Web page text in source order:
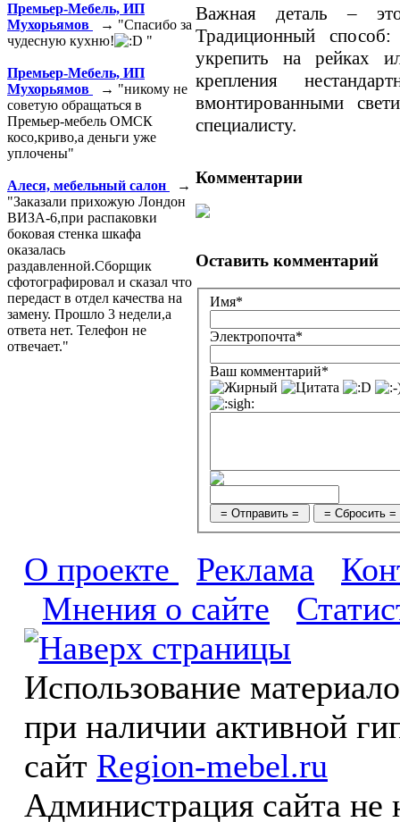
Премьер-Мебель, ИП
Мухорьямов
→ "Спасибо за
чудесную кухню!
"
Премьер-Мебель, ИП
Мухорьямов
→ "никому не
советую обращаться в
Премьер-мебель ОМСК
косо,криво,а деньги уже
уплочены"
Алеся, мебельный салон
→
"Заказали прихожую Лондон
ВИЗА-6,при распаковки
боковая стенка шкафа
оказалась
раздавленной.Сборщик
сфотографировал и сказал что
передаст в отдел качества на
замену. Прошло 3 недели,а
ответа нет. Телефон не
отвечает."
Важная деталь –
Традиционный
укрепить на рейках
крепления
вмонтированными
специалисту.
Комментарии
Оставить комментарий
Имя*
Электропочта*
Ваш комментарий*
О проекте Реклама
Мнения о сайте
Использование
при наличии активной
сайт Region-mebel.ru
Администрация сайта не